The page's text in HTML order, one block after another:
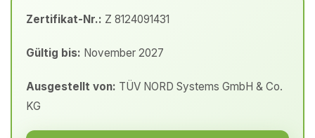
Zertifikat-Nr.: Z 8124091431
Gültig bis: November 2027
Ausgestellt von: TÜV NORD Systems GmbH & Co.
KG